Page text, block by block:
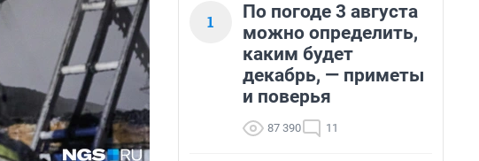
1
По погоде 3 августа
можно определить,
каким будет
декабрь, — приметы
и поверья
87 390 11